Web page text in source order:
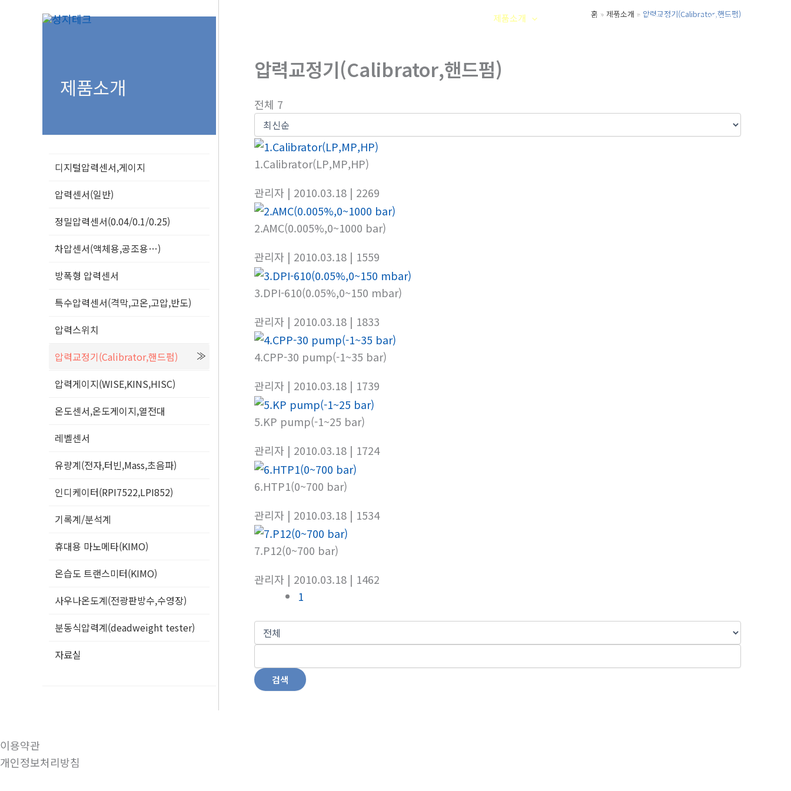
제품소개 취급품목&메이커 고객센터 온라인문의
제품소개
디지털압력센서,게이지
압력센서(일반)
정밀압력센서(0.04/0.1/0.25)
차압센서(액체용,공조용…)
방폭형 압력센서
특수압력센서(격막,고온,고압,반도)
압력스위치
압력교정기(Calibrator,핸드펌)
압력게이지(WISE,KINS,HISC)
온도센서,온도게이지,열전대
레벨센서
유량계(전자,터빈,Mass,초음파)
인디케이터(RPI7522,LPI852)
기록계/분석계
휴대용 마노메타(KIMO)
온습도 트랜스미터(KIMO)
사우나온도계(전광판방수,수영장)
분동식압력계(deadweight tester)
자료실
홈 제품소개 압력교정기(Calibrator,핸드펌)
압력교정기(Calibrator,핸드펌)
전체 7
1.Calibrator(LP,MP,HP)
관리자 | 2010.03.18 | 2269
2.AMC(0.005%,0~1000 bar)
관리자 | 2010.03.18 | 1559
3.DPI-610(0.05%,0~150 mbar)
관리자 | 2010.03.18 | 1833
4.CPP-30 pump(-1~35 bar)
관리자 | 2010.03.18 | 1739
5.KP pump(-1~25 bar)
관리자 | 2010.03.18 | 1724
6.HTP1(0~700 bar)
관리자 | 2010.03.18 | 1534
7.P12(0~700 bar)
관리자 | 2010.03.18 | 1462
1
검색
이용약관
개인정보처리방침